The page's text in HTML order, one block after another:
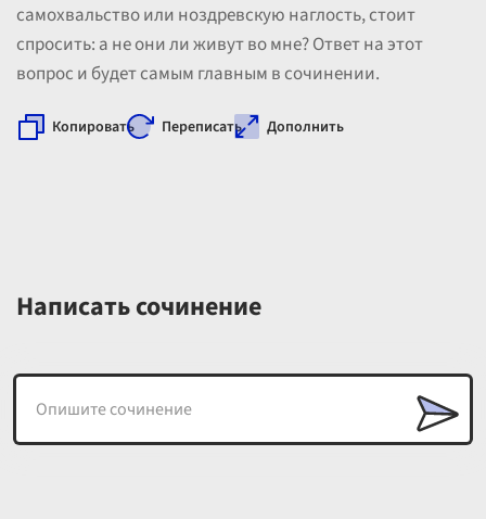
самохвальство или ноздревскую наглость, стоит
спросить: а не они ли живут во мне? Ответ на этот
вопрос и будет самым главным в сочинении.
Копировать Переписать Дополнить
Написать сочинение